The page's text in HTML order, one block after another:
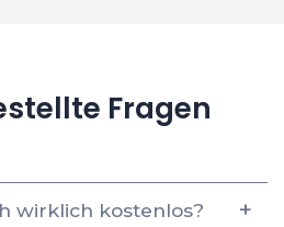
Fragen
wirklich kostenlos?